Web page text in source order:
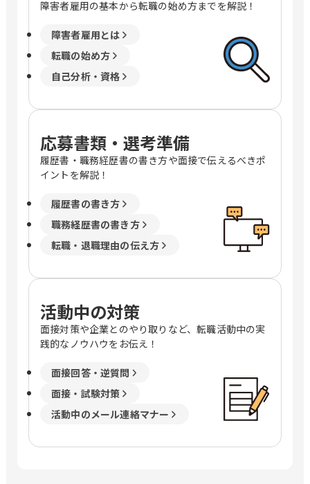
障害者雇用の基本から転職の始め方までを解説！
障害者雇用とは
転職の始め方
自己分析・資格
応募書類・選考準備
履歴書・職務経歴書の書き方や面接で伝えるべきポ
イントを解説！
履歴書の書き方
職務経歴書の書き方
転職・退職理由の伝え方
活動中の対策
面接対策や企業とのやり取りなど、転職活動中の実
践的なノウハウをお伝え！
面接回答・逆質問
面接・試験対策
活動中のメール連絡マナー